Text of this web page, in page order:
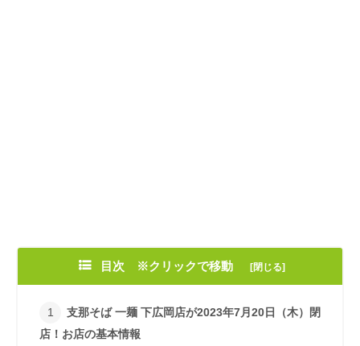
目次 ※クリックで移動
支那そば 一麺 下広岡店が2023年7月20日（木）閉
店！お店の基本情報